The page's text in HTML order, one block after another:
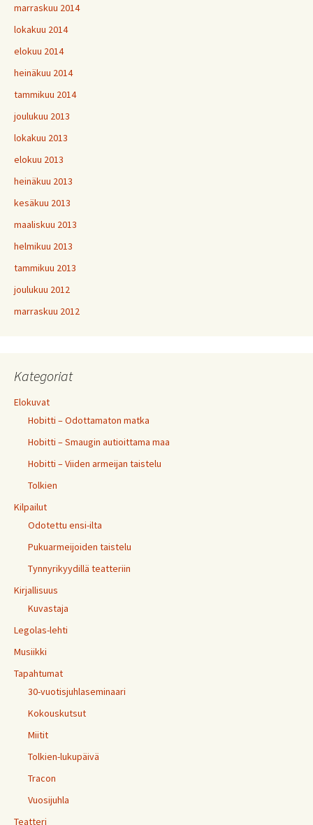
marraskuu 2014
lokakuu 2014
elokuu 2014
heinäkuu 2014
tammikuu 2014
joulukuu 2013
lokakuu 2013
elokuu 2013
heinäkuu 2013
kesäkuu 2013
maaliskuu 2013
helmikuu 2013
tammikuu 2013
joulukuu 2012
marraskuu 2012
Kategoriat
Elokuvat
Hobitti – Odottamaton matka
Hobitti – Smaugin autioittama maa
Hobitti – Viiden armeijan taistelu
Tolkien
Kilpailut
Odotettu ensi-ilta
Pukuarmeijoiden taistelu
Tynnyrikyydillä teatteriin
Kirjallisuus
Kuvastaja
Legolas-lehti
Musiikki
Tapahtumat
30-vuotisjuhlaseminaari
Kokouskutsut
Miitit
Tolkien-lukupäivä
Tracon
Vuosijuhla
Teatteri